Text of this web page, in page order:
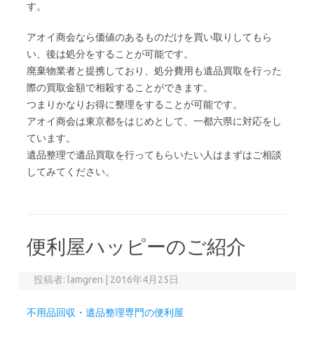
す。
アオイ商会なら価値のあるものだけを買い取りしてもら
い、後は処分をすることが可能です。
廃棄物業者と提携しており、処分費用も遺品買取を行った
際の買取金額で相殺することができます。
つまりかなりお得に整理をすることが可能です。
アオイ商会は東京都をはじめとして、一都六県に対応をし
ています。
遺品整理で遺品買取を行ってもらいたい人はまずはご相談
してみてください。
便利屋ハッピーのご紹介
投稿者: lamgren 2016年4月25日
不用品回収・遺品整理専門の便利屋